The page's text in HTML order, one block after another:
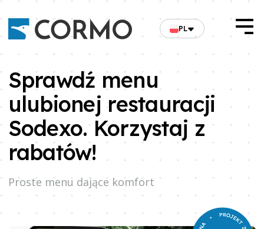
PL
Sprawdź menu
ulubionej restauracji
Sodexo. Korzystaj z
rabatów!
Proste menu dające komfort